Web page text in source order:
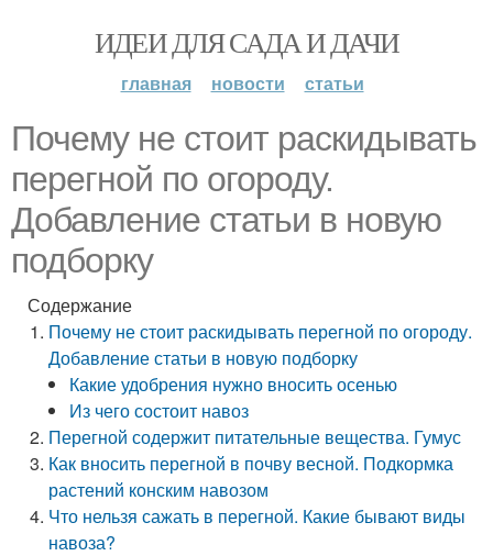
ИДЕИ ДЛЯ САДА И ДАЧИ
главная новости статьи
Почему не стоит раскидывать
перегной по огороду.
Добавление статьи в новую
подборку
Содержание
Почему не стоит раскидывать перегной по огороду.
Добавление статьи в новую подборку
Какие удобрения нужно вносить осенью
Из чего состоит навоз
Перегной содержит питательные вещества. Гумус
Как вносить перегной в почву весной. Подкормка
растений конским навозом
Что нельзя сажать в перегной. Какие бывают виды
навоза?